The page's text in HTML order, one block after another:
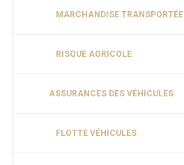
MARCHANDISE TRANSPORTÉE
RISQUE AGRICOLE
ASSURANCES DES VÉHICULES
FLOTTE VÉHICULES